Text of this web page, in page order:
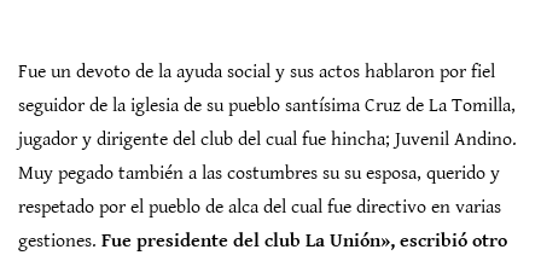
Fue un devoto de la ayuda social y sus actos hablaron por fiel
seguidor de la iglesia de su pueblo santísima Cruz de La Tomilla,
jugador y dirigente del club del cual fue hincha; Juvenil Andino.
Muy pegado también a las costumbres su su esposa, querido y
respetado por el pueblo de alca del cual fue directivo en varias
gestiones. Fue presidente del club La Unión», escribió otro